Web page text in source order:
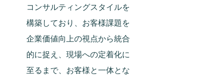
コンサルティングスタイルを
構築しており、お客様課題を
企業価値向上の視点から統合
的に捉え、現場への定着化に
至るまで、お客様と一体とな